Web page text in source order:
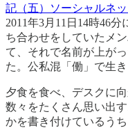
記（五）ソーシャルネ
2011年3月11日14時46
ち合わせをしていたメ
て、それで名前が上が
た。公私混「働」で生
夕食を食べ、デスクに
数々をたくさん思い出
かを書き付けているう